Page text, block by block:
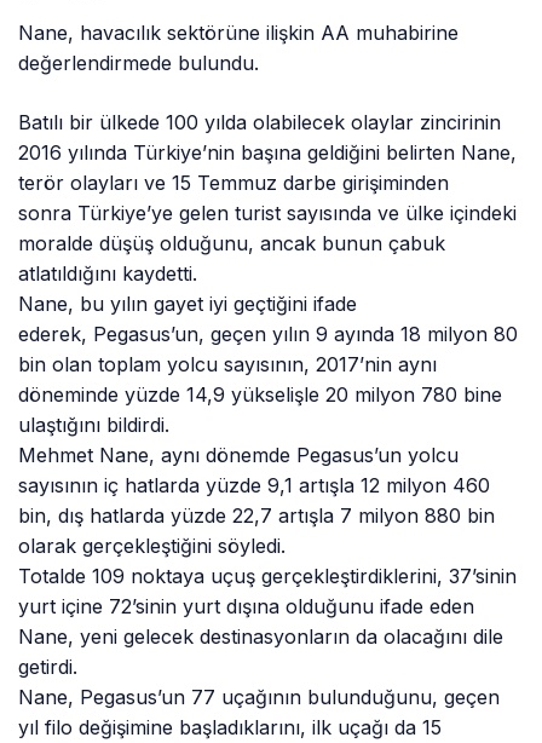
Nane, havacılık sektörüne ilişkin AA muhabirine
değerlendirmede bulundu.
Batılı bir ülkede 100 yılda olabilecek olaylar zincirinin
2016 yılında Türkiye’nin başına geldiğini belirten Nane,
terör olayları ve 15 Temmuz darbe girişiminden
sonra Türkiye’ye gelen turist sayısında ve ülke içindeki
moralde düşüş olduğunu, ancak bunun çabuk
atlatıldığını kaydetti.
Nane, bu yılın gayet iyi geçtiğini ifade
ederek, Pegasus’un, geçen yılın 9 ayında 18 milyon 80
bin olan toplam yolcu sayısının, 2017’nin aynı
döneminde yüzde 14,9 yükselişle 20 milyon 780 bine
ulaştığını bildirdi.
Mehmet Nane, aynı dönemde Pegasus’un yolcu
sayısının iç hatlarda yüzde 9,1 artışla 12 milyon 460
bin, dış hatlarda yüzde 22,7 artışla 7 milyon 880 bin
olarak gerçekleştiğini söyledi.
Totalde 109 noktaya uçuş gerçekleştirdiklerini, 37’sinin
yurt içine 72’sinin yurt dışına olduğunu ifade eden
Nane, yeni gelecek destinasyonların da olacağını dile
getirdi.
Nane, Pegasus’un 77 uçağının bulunduğunu, geçen
yıl filo değişimine başladıklarını, ilk uçağı da 15